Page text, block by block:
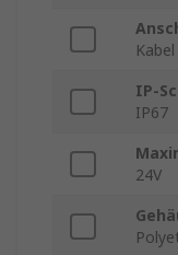
Kabel
IP-
IP67
24V